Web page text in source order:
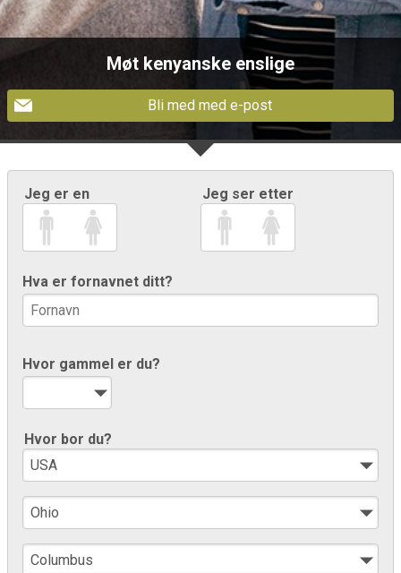
Møt kenyanske enslige
Bli med med e-post
Jeg er en Jeg ser etter
Hva er fornavnet ditt?
Hvor gammel er du?
Hvor bor du?